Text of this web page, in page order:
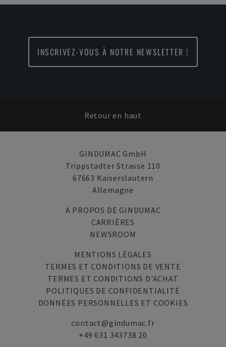
INSCRIVEZ-VOUS À NOTRE NEWSLETTER !
Retour en haut
GINDUMAC GmbH
Trippstadter Strasse 110
67663 Kaiserslautern
Allemagne
A PROPOS DE GINDUMAC
CARRIÈRES
NEWSROOM
MENTIONS LÉGALES
TERMES ET CONDITIONS DE VENTE
TERMES ET CONDITIONS D'ACHAT
POLITIQUES DE CONFIDENTIALITÉ
DONNÉES PERSONNELLES ET COOKIES
contact@gindumac.fr
+49 631 343738 20